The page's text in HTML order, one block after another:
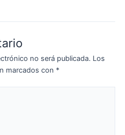
no será publicada. Los
marcados con *